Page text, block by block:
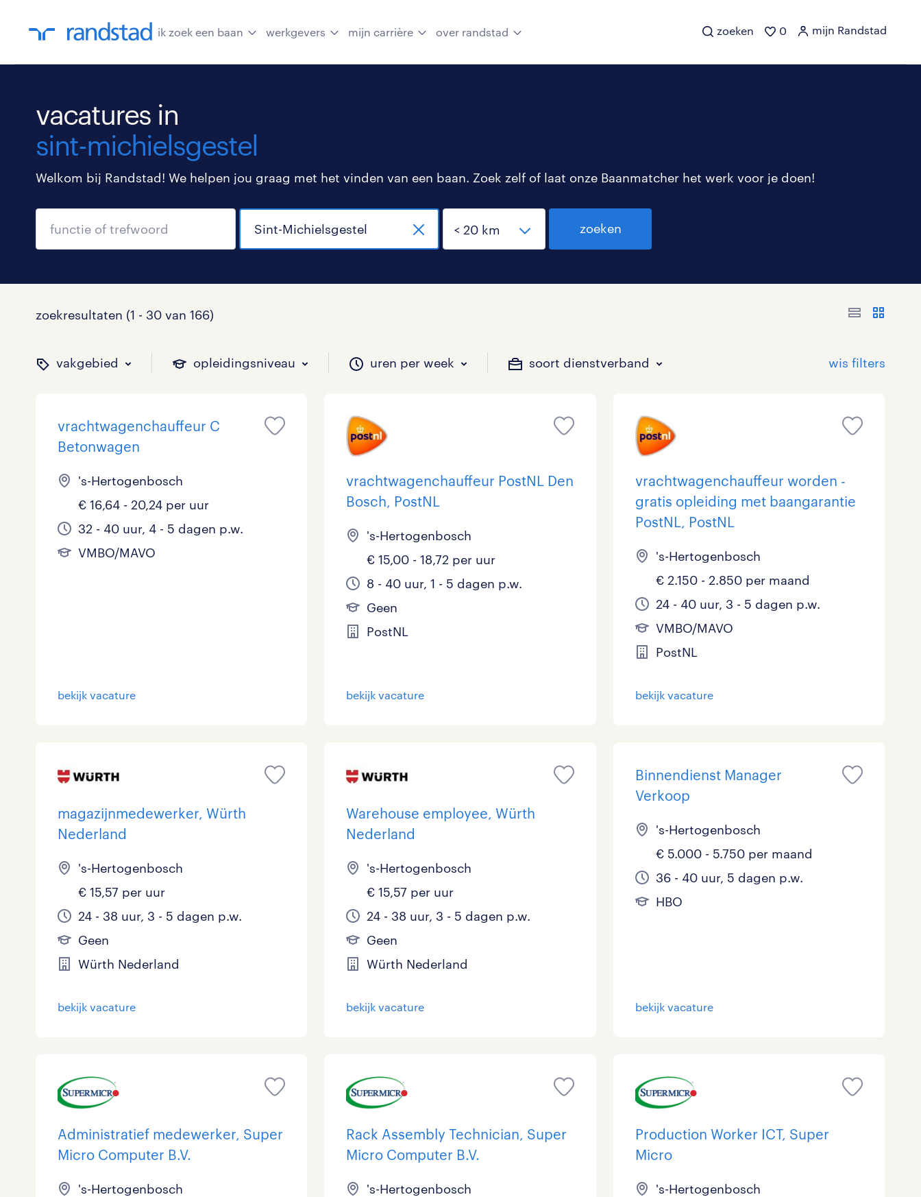
ik zoek een baan werkgevers mijn carrière over randstad zoeken 0 mijn Randstad
vacatures in
sint-michielsgestel
Welkom bij Randstad! We helpen jou graag met het vinden van een baan. Zoek zelf of laat onze Baanmatcher het werk voor je doen!
zoeken
zoekresultaten (1 - 30 van 166)
vakgebied opleidingsniveau uren per week soort dienstverband
binnen welk vakgebied wil je werken?
Administratief 3 Beveiliging 0 Bouw 0
Callcenter / Contactcenter Chauffeurs 27
Financieel
Industrieel / Productie Juridisch
Management / Leidinggevend Marketing & Communicatie
Overig Personeel & Organisatie Schoonmaak 1
toon 166 resultaten
op welk niveau zoek je vacatures?
Basisonderwijs 6 Geen 55 HAVO/VWO 2
HBO 19 LBO, MAVO, VMBO 0
Master 0
WO
hoeveel uren per week wil je werken?
0 - 8 uur 12 9 - 16 uur 13 17 - 24 uur 25
25 - 32 uur 42 33 - 36 uur 11
welk soort dienstverband zou jij willen?
Detachering 3 Tijdelijk 42 Tijdelijk met uitzicht op vast 106
Vast 15
vrachtwagenchauffeur C
Betonwagen
's-Hertogenbosch
€ 16,64 - 20,24 per uur
32 - 40 uur, 4 - 5 dagen p.w.
VMBO/MAVO
bekijk vacature
vrachtwagenchauffeur PostNL Den
Bosch, PostNL
's-Hertogenbosch
€ 15,00 - 18,72 per uur
8 - 40 uur, 1 - 5 dagen p.w.
Geen
PostNL
bekijk vacature
vrachtwagenchauffeur worden -
gratis opleiding met baangarantie
PostNL, PostNL
's-Hertogenbosch
€ 2.150 - 2.850 per maand
24 - 40 uur, 3 - 5 dagen p.w.
VMBO/MAVO
PostNL
bekijk vacature
magazijnmedewerker, Würth
Nederland
's-Hertogenbosch
€ 15,57 per uur
24 - 38 uur, 3 - 5 dagen p.w.
Geen
Würth Nederland
bekijk vacature
Warehouse employee, Würth
Nederland
's-Hertogenbosch
€ 15,57 per uur
24 - 38 uur, 3 - 5 dagen p.w.
Geen
Würth Nederland
bekijk vacature
Binnendienst Manager
Verkoop
's-Hertogenbosch
€ 5.000 - 5.750 per maand
36 - 40 uur, 5 dagen p.w.
HBO
bekijk vacature
Administratief medewerker, Super
Micro Computer B.V.
's-Hertogenbosch
Rack Assembly Technician, Super
Micro Computer B.V.
's-Hertogenbosch
Production Worker ICT, Super
Micro
's-Hertogenbosch